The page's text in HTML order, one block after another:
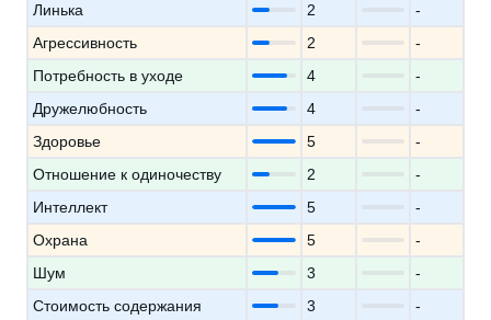
Линька 2
-
Агрессивность
2
-
Потребность в уходе
4
-
Дружелюбность
4
-
Здоровье
5
-
Отношение к одиночеству
2
-
Интеллект
5
-
Охрана
5
-
Шум
3
-
Стоимость содержания
3
-